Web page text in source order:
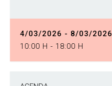
4/03/2026 - 8/03/2026
10:00 H - 18:00 H